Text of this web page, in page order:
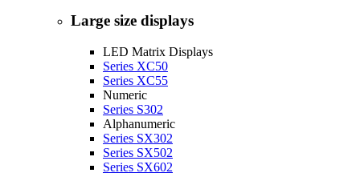
Large size displays
LED Matrix Displays
Series XC50
Series XC55
Numeric
Series S302
Alphanumeric
Series SX302
Series SX502
Series SX602